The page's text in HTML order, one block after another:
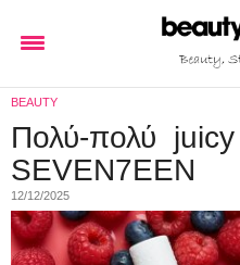
BEAUTY
Πολύ-πολύ juicy
SEVEN7EEN
12/12/2025